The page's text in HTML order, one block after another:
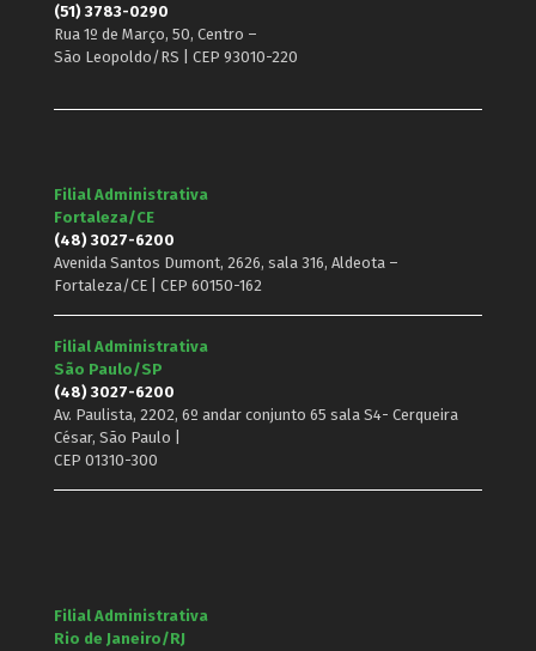
(51) 3783-0290
Rua 1º de Março, 50, Centro –
São Leopoldo/RS | CEP 93010-220
Filial Administrativa
Fortaleza/CE
(48) 3027-6200
Avenida Santos Dumont, 2626, sala 316, Aldeota –
Fortaleza/CE | CEP 60150-162
Filial Administrativa
São Paulo/SP
(48) 3027-6200
Av. Paulista, 2202, 6º andar conjunto 65 sala S4- Cerqueira
César, São Paulo |
CEP 01310-300
Filial Administrativa
Rio de Janeiro/RJ